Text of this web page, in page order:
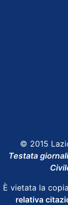
© 2015
Testata
È vietata la
relativa